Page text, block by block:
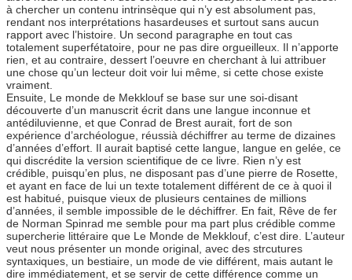
à chercher un contenu intrinsèque qui n’y est absolument pas,
rendant nos interprétations hasardeuses et surtout sans aucun
rapport avec l’histoire. Un second paragraphe en tout cas
totalement superfétatoire, pour ne pas dire orgueilleux. Il n’apporte
rien, et au contraire, dessert l’oeuvre en cherchant à lui attribuer
une chose qu’un lecteur doit voir lui même, si cette chose existe
vraiment.
Ensuite, Le monde de Mekklouf se base sur une soi-disant
découverte d’un manuscrit écrit dans une langue inconnue et
antédiluvienne, et que Conrad de Brest aurait, fort de son
expérience d’archéologue, réussià déchiffrer au terme de dizaines
d’années d’effort. Il aurait baptisé cette langue, langue en gelée, ce
qui discrédite la version scientifique de ce livre. Rien n’y est
crédible, puisqu’en plus, ne disposant pas d’une pierre de Rosette,
et ayant en face de lui un texte totalement différent de ce à quoi il
est habitué, puisque vieux de plusieurs centaines de millions
d’années, il semble impossible de le déchiffrer. En fait, Rêve de fer
de Norman Spinrad me semble pour ma part plus crédible comme
supercherie littéraire que Le Monde de Mekklouf, c’est dire. L’auteur
veut nous présenter un monde original, avec des strcutures
syntaxiques, un bestiaire, un mode de vie différent, mais autant le
dire immédiatement, et se servir de cette différence comme un